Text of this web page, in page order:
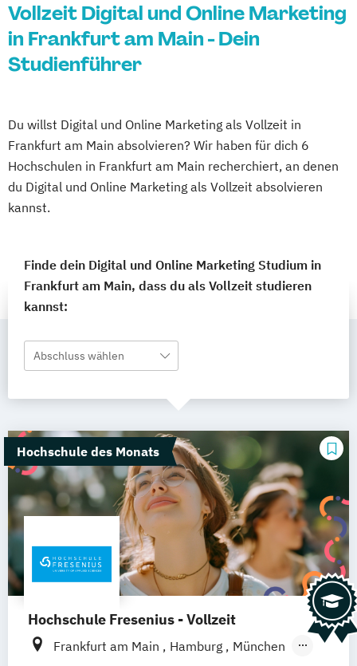
Vollzeit Digital und Online Marketing
in Frankfurt am Main - Dein
Studienführer
Du willst Digital und Online Marketing als Vollzeit in
Frankfurt am Main absolvieren? Wir haben für dich 6
Hochschulen in Frankfurt am Main recherchiert, an denen
du Digital und Online Marketing als Vollzeit absolvieren
kannst.
Finde dein Digital und Online Marketing Studium in
Frankfurt am Main, dass du als Vollzeit studieren
kannst:
Abschluss wählen
Hochschule des Monats
Hochschule Fresenius - Vollzeit
Frankfurt am Main Hamburg
München